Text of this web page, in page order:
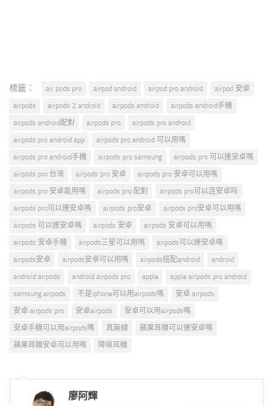
標籤： air pods pro airpod android airpod pro android
airpod 安卓
airpods
airpods 2 android airpods android
airpods android手機
airpods android配對
airpods pro
airpods pro android
airpods pro android app
airpods pro android 可以用嗎
airpods pro android手機
airpods pro samsung
airpods pro 可以連安卓嗎
airpods pro 台灣
airpods pro 安卓
airpods pro 安卓可以用嗎
airpods pro 安卓能用嗎
airpods pro 配對
airpods pro可以连安卓吗
airpods pro可以連安卓嗎
airpods pro安卓
airpods pro安卓可以用嗎
airpods 可以連安卓嗎
airpods 安卓
airpods 安卓可以用嗎
airpods 安卓手機
airpods三星可以用嗎
airpods可以連安卓嗎
airpods安卓
airpods安卓可以用嗎 airpods搭配android
android
android airpods
android airpods pro apple
apple airpods pro android
samsung airpods
不是iphone可以用airpods嗎
安卓 airpods
安卓 airpods pro
安卓airpods
安卓可以用airpods嗎
安卓手機可以用airpods嗎
真無線
蘋果耳機可以連安卓嗎
蘋果耳機安卓可以用嗎
降噪耳機
廖阿輝